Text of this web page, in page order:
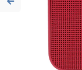
Previous